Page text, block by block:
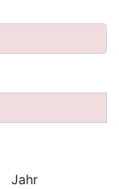
Jahr